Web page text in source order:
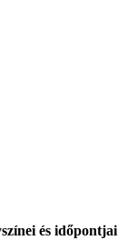
és időpontjai